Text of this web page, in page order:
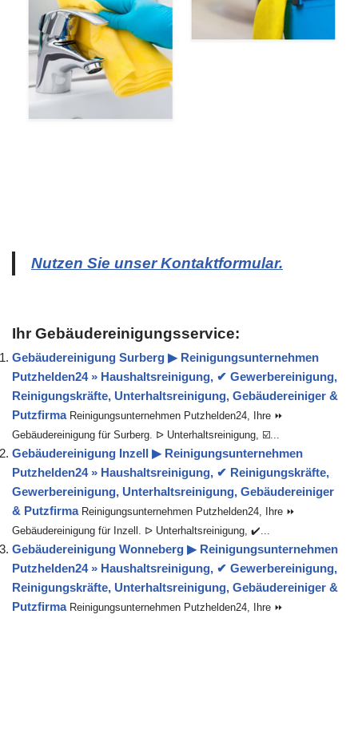
Nutzen Sie unser Kontaktformular.
Ihr Gebäudereinigungsservice:
Gebäudereinigung Surberg ▶︎ Reinigungsunternehmen
Putzhelden24 » Haushaltsreinigung, ✔ Gewerbereinigung,
Reinigungskräfte, Unterhaltsreinigung, Gebäudereiniger &
Putzfirma Reinigungsunternehmen Putzhelden24, Ihre ⏩
Gebäudereinigung für Surberg. ᐅ Unterhaltsreinigung, ☑️...
Gebäudereinigung Inzell ▶︎ Reinigungsunternehmen
Putzhelden24 » Haushaltsreinigung, ✔ Reinigungskräfte,
Gewerbereinigung, Unterhaltsreinigung, Gebäudereiniger
& Putzfirma Reinigungsunternehmen Putzhelden24, Ihre ⏩
Gebäudereinigung für Inzell. ᐅ Unterhaltsreinigung, ✔️...
Gebäudereinigung Wonneberg ▶︎ Reinigungsunternehmen
Putzhelden24 » Haushaltsreinigung, ✔ Gewerbereinigung,
Reinigungskräfte, Unterhaltsreinigung, Gebäudereiniger &
Putzfirma Reinigungsunternehmen Putzhelden24, Ihre ⏩